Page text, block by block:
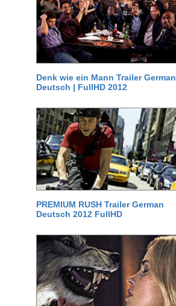
Denk wie ein Mann Trailer German
Deutsch | FullHD 2012
PREMIUM RUSH Trailer German
Deutsch 2012 FullHD